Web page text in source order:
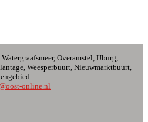
Overamstel, IJburg,
Weesperbuurt, Nieuwmarktbuurt,
online.nl